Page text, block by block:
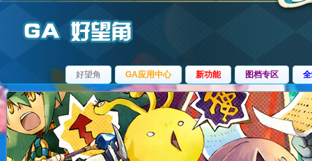
好望角 GA应用中心 新功能 图档专区